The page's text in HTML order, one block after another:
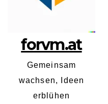
forvm.at
Gemeinsam
wachsen, Ideen
erblühen